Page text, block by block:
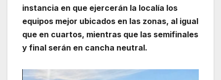
instancia en que ejercerán la localía los
equipos mejor ubicados en las zonas, al igual
que en cuartos, mientras que las semifinales
y final serán en cancha neutral.